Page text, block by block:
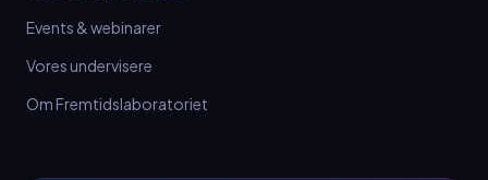
Events & webinarer
Vores undervisere
Om Fremtidslaboratoriet